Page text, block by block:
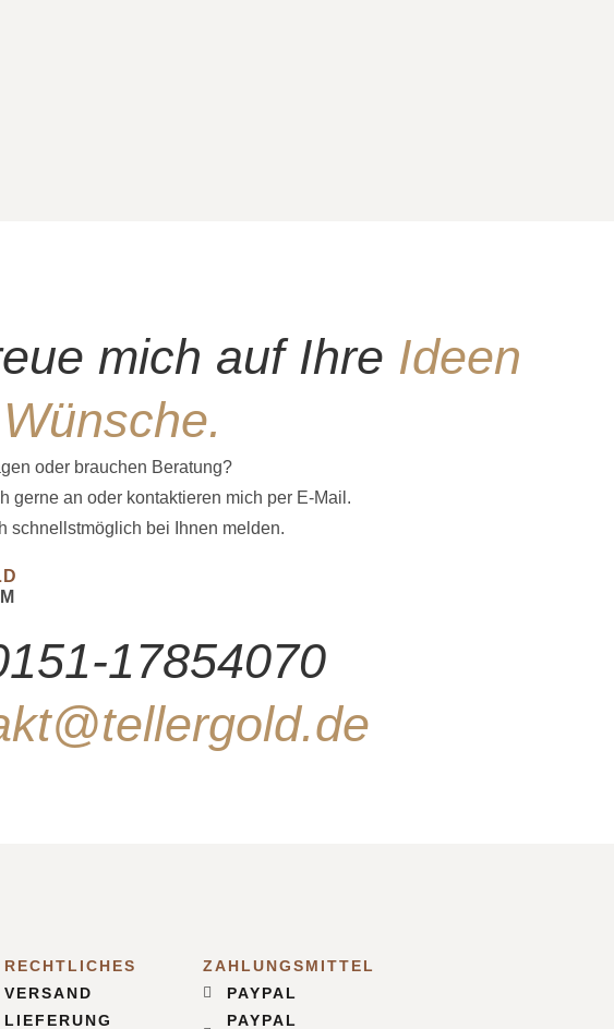
mich auf Ihre Ideen
oder brauchen Beratung?
gerne an oder kontaktieren mich per E-Mail.
schnellstmöglich bei Ihnen melden.
17854070
RECHTLICHES
VERSAND
LIEFERUNG
ZAHLUNGSMITTEL
PAYPAL
PAYPAL